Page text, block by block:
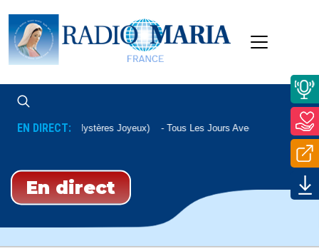
EN DIRECT:
Chapelet (Mystères Joyeux) Tous Les Jours Avec Un Auditeur
En direct